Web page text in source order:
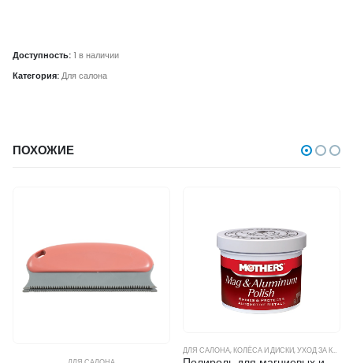
Доступность: 1 в наличии
Категория:Для салона
ПОХОЖИЕ
ДЛЯ САЛОНА,КОЛЁСА И ДИСКИ,УХОД ЗА КУЗОВОМ